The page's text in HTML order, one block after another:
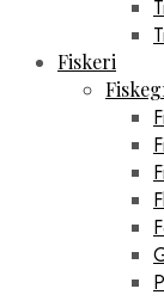
Fiskeri